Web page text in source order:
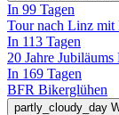
In 99 Tagen
Tour nach Linz mit
In 113 Tagen
20 Jahre
In 169 Tagen
BFR Bikerglühen
partly_cloudy_day